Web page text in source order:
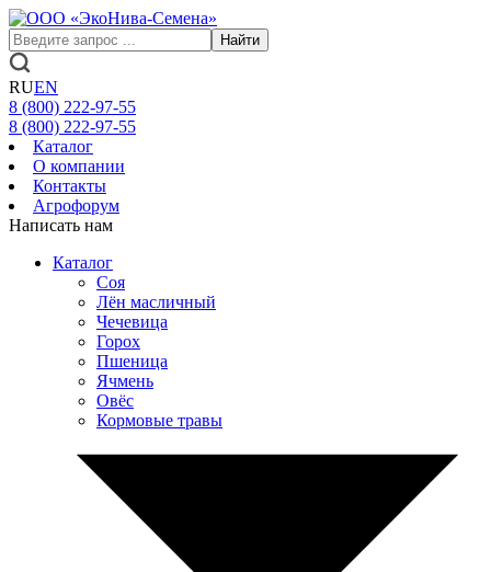
Найти
RUEN
8 (800) 222-97-55
8 (800) 222-97-55
Каталог
О компании
Контакты
Агрофорум
Написать нам
Каталог
Соя
Лён масличный
Чечевица
Горох
Пшеница
Ячмень
Овёс
Кормовые травы